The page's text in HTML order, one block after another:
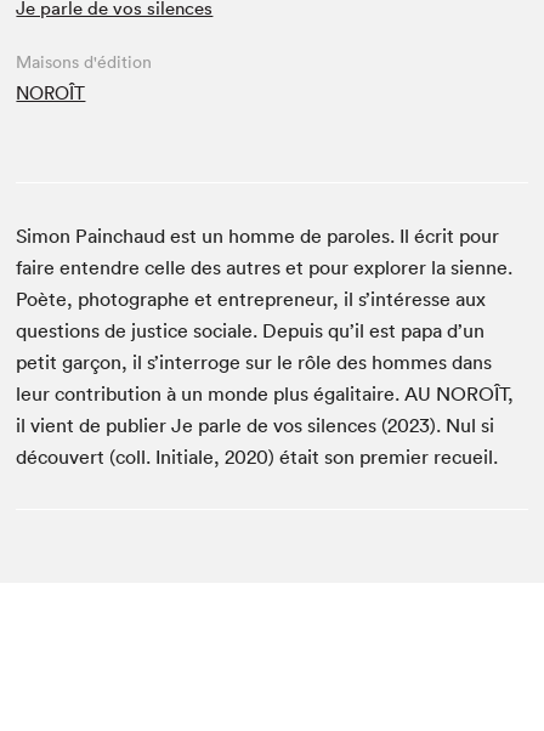
Je parle de vos silences
Maisons d'édition
NOROÎT
Simon Painchaud est un homme de paroles. Il écrit pour
faire entendre celle des autres et pour explorer la sienne.
Poète, photographe et entrepreneur, il s’intéresse aux
questions de justice sociale. Depuis qu’il est papa d’un
petit garçon, il s’interroge sur le rôle des hommes dans
leur contribution à un monde plus égalitaire. AU NOROÎT,
il vient de publier Je parle de vos silences (2023). Nul si
découvert (coll. Initiale, 2020) était son premier recueil.